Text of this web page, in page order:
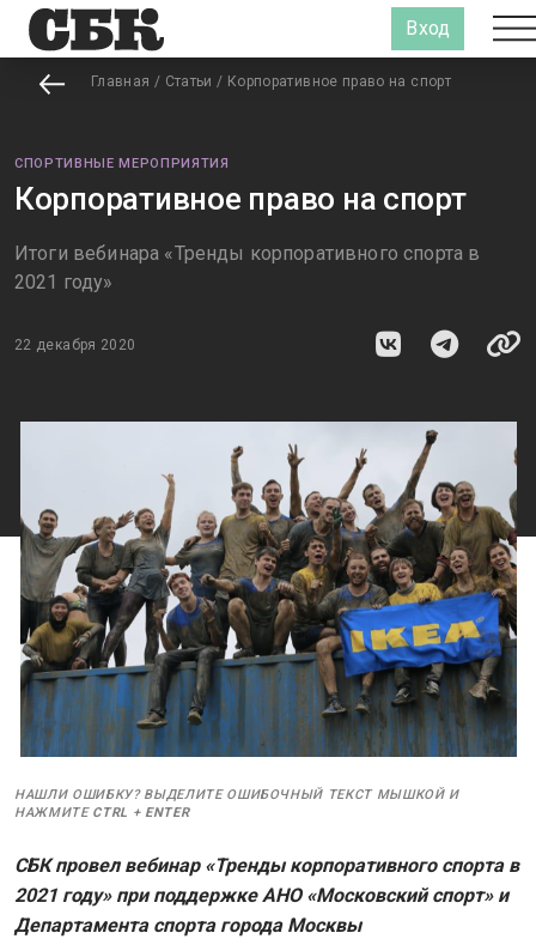
Вход
Главная / Статьи / Корпоративное право на спорт
СПОРТИВНЫЕ МЕРОПРИЯТИЯ
Корпоративное право на спорт
Итоги вебинара «Тренды корпоративного спорта в
2021 году»
22 декабря 2020
НАШЛИ ОШИБКУ? ВЫДЕЛИТЕ ОШИБОЧНЫЙ ТЕКСТ МЫШКОЙ И
НАЖМИТЕ CTRL + ENTER
СБК провел вебинар «Тренды корпоративного спорта в
2021 году» при поддержке АНО «Московский спорт» и
Департамента спорта города Москвы